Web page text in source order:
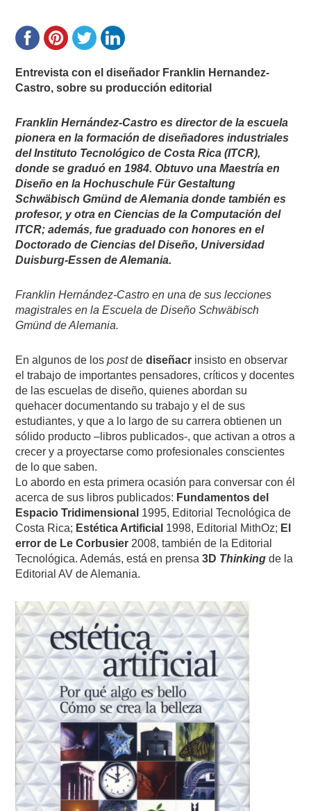
Entrevista con el diseñador Franklin Hernandez-
Castro, sobre su producción editorial
Franklin Hernández-Castro es director de la escuela
pionera en la formación de diseñadores industriales
del Instituto Tecnológico de Costa Rica (ITCR),
donde se graduó en 1984. Obtuvo una Maestría en
Diseño en la Hochuschule Für Gestaltung
Schwäbisch Gmünd de Alemania donde también es
profesor, y otra en Ciencias de la Computación del
ITCR; además, fue graduado con honores en el
Doctorado de Ciencias del Diseño, Universidad
Duisburg-Essen de Alemania.
Franklin Hernández-Castro en una de sus lecciones
magistrales en la Escuela de Diseño Schwäbisch
Gmünd de Alemania.
En algunos de lospostdediseñacr insisto en observar
el trabajo de importantes pensadores, críticos y docentes
de las escuelas de diseño, quienes abordan su
quehacer documentando su trabajo y el de sus
estudiantes, y que a lo largo de su carrera obtienen un
sólido producto –libros publicados-, que activan a otros a
crecer y a proyectarse como profesionales conscientes
de lo que saben.
Lo abordo en esta primera ocasión para conversar con él
acerca de sus libros publicados: Fundamentos del
Espacio Tridimensional 1995, Editorial Tecnológica de
Costa Rica; Estética Artificial 1998, Editorial MithOz; El
error de Le Corbusier 2008, también de la Editorial
Tecnológica. Además, está en prensa 3D Thinking de la
Editorial AV de Alemania.